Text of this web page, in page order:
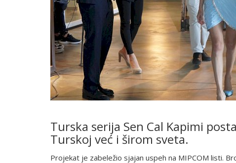
Turska serija Sen Cal Kapimi
Turskoj već i širom sveta.
Projekat je zabeležio sjajan uspeh na MIPCOM listi.